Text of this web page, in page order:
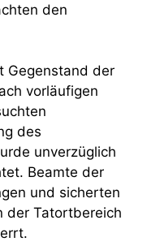
den
Gegenstand der
vorläufigen
des
unverzüglich
Beamte der
und sicherten
der Tatortbereich